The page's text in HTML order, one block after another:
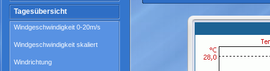
Tagesübersicht
Windgeschwindigkeit 0-20m/s
Windgeschwindigkeit skaliert
Windrichtung